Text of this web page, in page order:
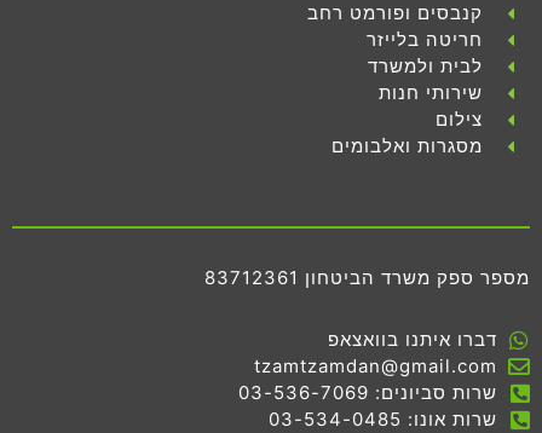
קנבסים ופורמט רחב
חריטה בלייזר
לבית ולמשרד
שירותי חנות
צילום
מסגרות ואלבומים
מספר ספק משרד הביטחון 83712361
דברו איתנו בוואצאפ
tzamtzamdan@gmail.com
שרות סביונים: 03-536-7069
שרות אונו: 03-534-0485